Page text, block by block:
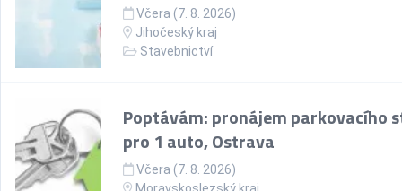
Včera (7. 8. 2026)
Jihočeský kraj
Stavebnictví
Poptávám: pronájem parkovacího
pro 1 auto, Ostrava
Včera (7. 8. 2026)